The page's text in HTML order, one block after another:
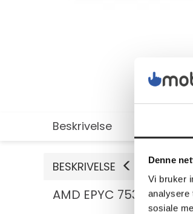
Denne
Vi bruker
analysere
sosiale
Beskrivelse Utvidet
BESKRIVELSE
AMD EPYC 7532 - 2.4